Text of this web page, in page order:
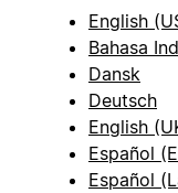
English
Bahasa
Dansk
Deutsch
English
Español
Español